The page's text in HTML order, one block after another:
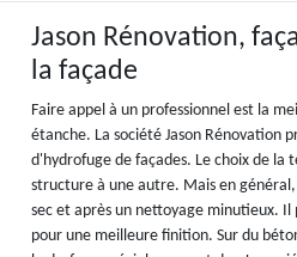
Jason Rénovation,
la façade
Faire appel à un professionnel est la
étanche. La société Jason Rénovation
d'hydrofuge de façades. Le choix de la
structure à une autre. Mais en
sec et après un nettoyage minutieux.
pour une meilleure finition. Sur du